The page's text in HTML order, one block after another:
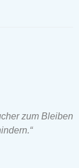
zum Bleiben